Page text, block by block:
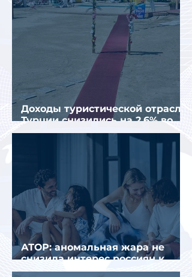
Доходы туристической отрасли
Турции снизились на 2,6% во
втором квартале 2026 года
АТОР: аномальная жара не
снизила интерес россиян к
летнему отдыху в Европе